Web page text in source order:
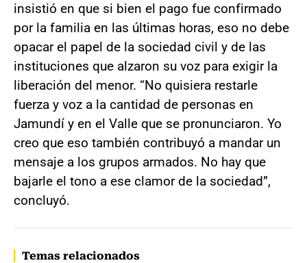
insistió en que si bien el pago fue confirmado
por la familia en las últimas horas, eso no debe
opacar el papel de la sociedad civil y de las
instituciones que alzaron su voz para exigir la
liberación del menor. “No quisiera restarle
fuerza y voz a la cantidad de personas en
Jamundí y en el Valle que se pronunciaron. Yo
creo que eso también contribuyó a mandar un
mensaje a los grupos armados. No hay que
bajarle el tono a ese clamor de la sociedad”,
concluyó.
Temas relacionados